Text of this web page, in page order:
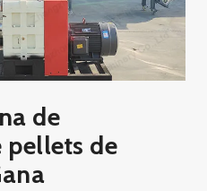
de
pellets de